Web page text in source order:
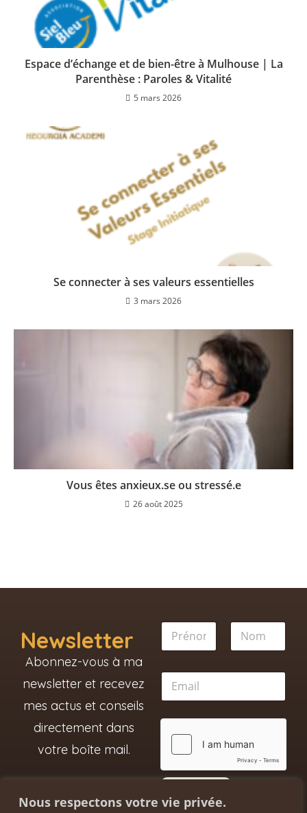
Nous respectons votre vie privée.
Espace d’échange et de bien-être à Mulhouse | La
Parenthèse : Paroles & Vitalité
5 mars 2026
Se connecter à ses valeurs essentielles
3 mars 2026
Vous êtes anxieux.se ou stressé.e
26 août 2025
Newsletter
Abonnez-vous à ma
newsletter et recevez
mes actus et conseils
directement dans
votre boîte mail.
o
N
m
N
m
E
a
i